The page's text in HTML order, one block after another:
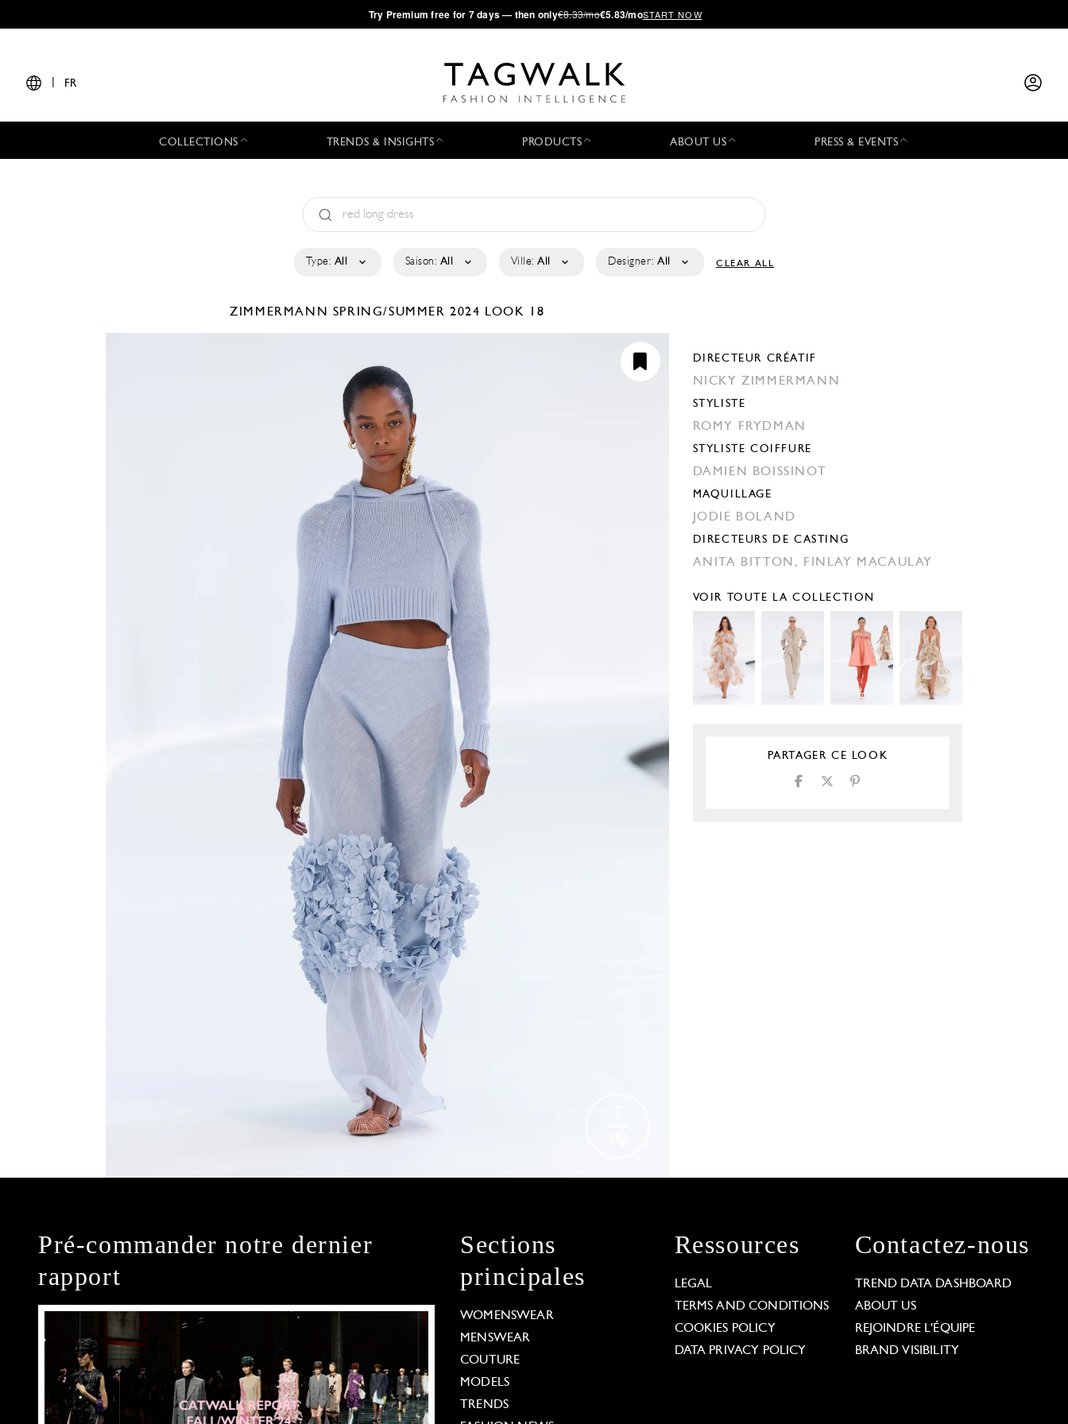
·Try Premium free for 7 days — then only€8.33/mo€5.83/moSTART NOW
FR
COLLECTIONS TRENDS & INSIGHTS PRODUCTS ABOUT US PRESS & EVENTS
Type: All Saison: All Ville: All Designer: All CLEAR ALL
ZIMMERMANN SPRING/SUMMER 2024 LOOK 18
DIRECTEUR CRÉATIF
NICKY ZIMMERMANN
STYLISTE
ROMY FRYDMAN
STYLISTE COIFFURE
DAMIEN BOISSINOT
MAQUILLAGE
JODIE BOLAND
DIRECTEURS DE CASTING
ANITA BITTON, FINLAY MACAULAY
VOIR TOUTE LA COLLECTION
PARTAGER CE LOOK
Pré-commander notre dernier
rapport
Sections
principales
WOMENSWEAR
MENSWEAR
COUTURE
MODELS
TRENDS
Ressources
LEGAL
TERMS AND CONDITIONS
COOKIES POLICY
DATA PRIVACY POLICY
Contactez-nous
TREND DATA DASHBOARD
ABOUT US
REJOINDRE L'ÉQUIPE
BRAND VISIBILITY